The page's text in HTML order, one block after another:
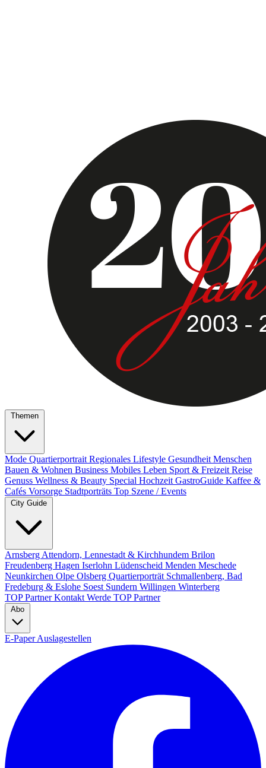
Themen
Mode Quartierportrait Regionales Lifestyle Gesundheit Menschen
Bauen & Wohnen Business Mobiles Leben Sport & Freizeit Reise
Genuss Wellness & Beauty Special Hochzeit GastroGuide Kaffee &
Cafés Vorsorge Stadtporträts Top Szene / Events
City Guide
Arnsberg Attendorn, Lennestadt & Kirchhundem Brilon
Freudenberg Hagen Iserlohn Lüdenscheid Menden Meschede
Neunkirchen Olpe Olsberg Quartierporträt Schmallenberg, Bad
Fredeburg & Eslohe Soest Sundern Willingen Winterberg
TOP PartnerKontakt Werde TOP Partner
Abo
E-PaperAuslagestellen